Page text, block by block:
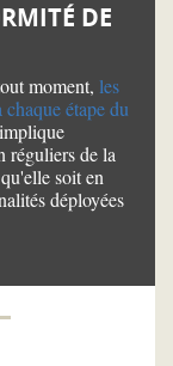
DE
moment, les
étape du
réguliers de la
soit en
déployées